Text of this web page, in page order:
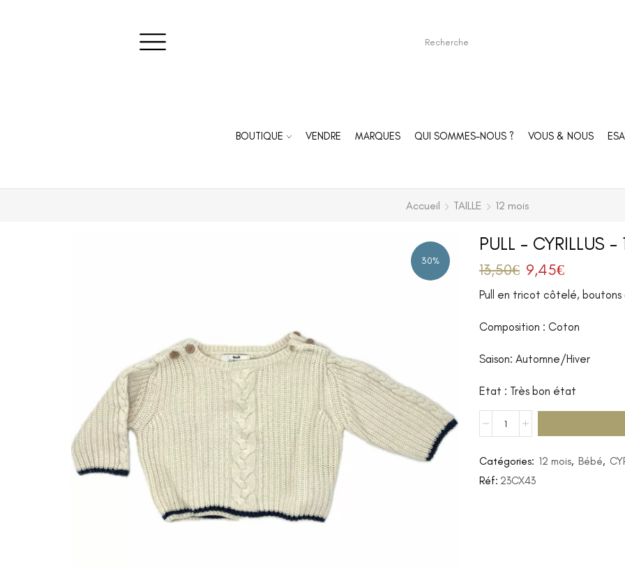
BOUTIQUE VENDRE MARQUES QUI SOMMES-NOUS ? VOUS & NOUS
Accueil TAILLE 12 mois
30%
PULL – CYRILLUS
13,50€ 9,45€
Pull en tricot côtelé,
Composition : Coton
Saison: Automne/Hiver
Etat : Très bon état
Catégories: 12 mois, Bébé,
Réf: 23CX43